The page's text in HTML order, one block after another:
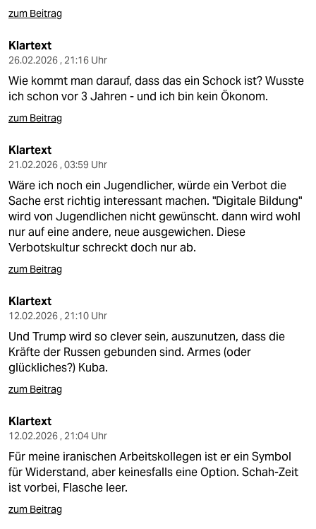
zum Beitrag
Klartext
26.02.2026 , 21:16 Uhr
Wie kommt man darauf, dass das ein Schock ist? Wusste
ich schon vor 3 Jahren - und ich bin kein Ökonom.
zum Beitrag
Klartext
21.02.2026 , 03:59 Uhr
Wäre ich noch ein Jugendlicher, würde ein Verbot die
Sache erst richtig interessant machen. "Digitale Bildung"
wird von Jugendlichen nicht gewünscht. dann wird wohl
nur auf eine andere, neue ausgewichen. Diese
Verbotskultur schreckt doch nur ab.
zum Beitrag
Klartext
12.02.2026 , 21:10 Uhr
Und Trump wird so clever sein, auszunutzen, dass die
Kräfte der Russen gebunden sind. Armes (oder
glückliches?) Kuba.
zum Beitrag
Klartext
12.02.2026 , 21:04 Uhr
Für meine iranischen Arbeitskollegen ist er ein Symbol
für Widerstand, aber keinesfalls eine Option. Schah-Zeit
ist vorbei, Flasche leer.
zum Beitrag